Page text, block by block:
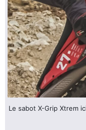
Le sabot X-Grip Xtrem